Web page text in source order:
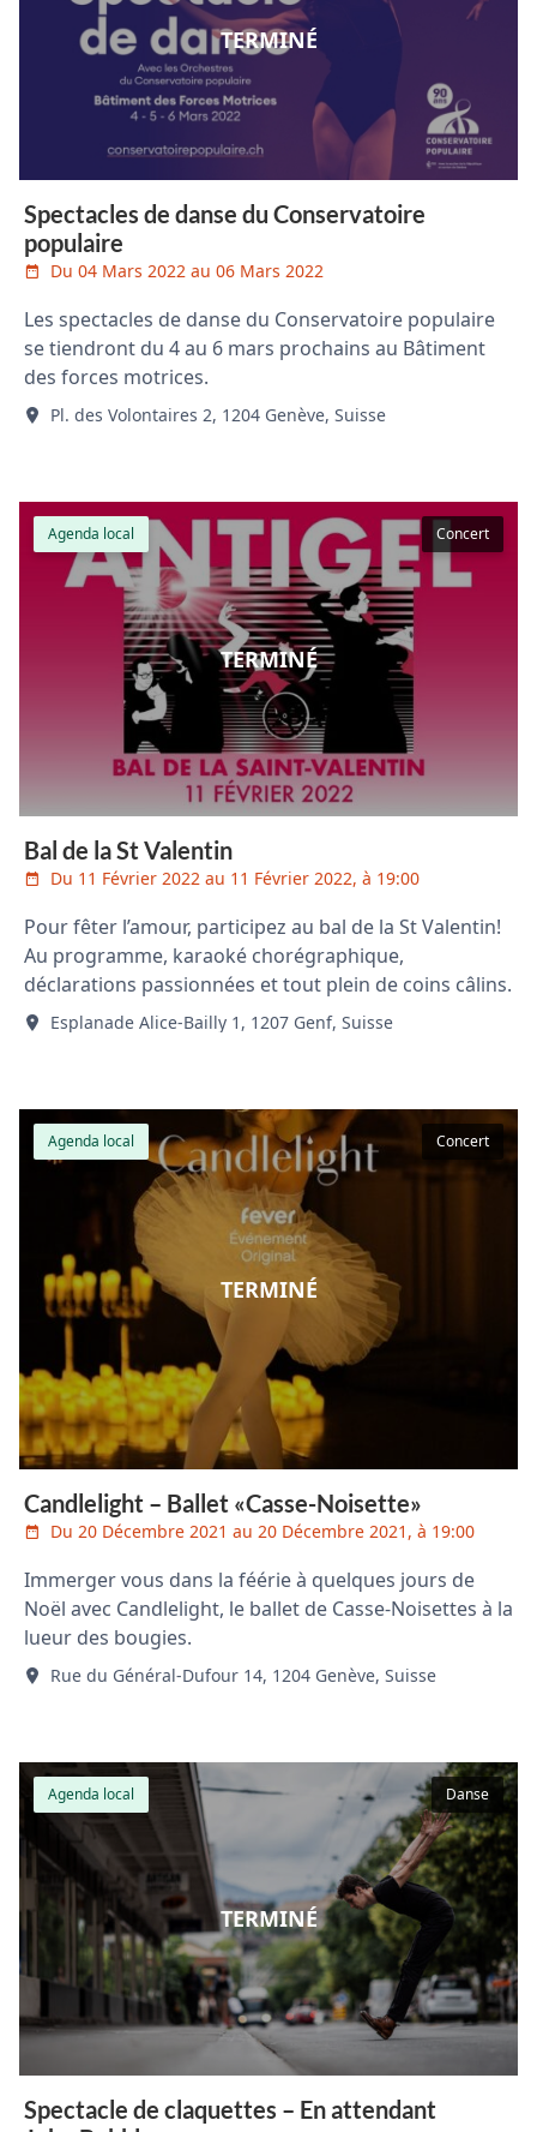
TERMINÉ
Spectacles de danse du Conservatoire
populaire
Du 04 Mars 2022 au 06 Mars 2022
Les spectacles de danse du Conservatoire populaire
se tiendront du 4 au 6 mars prochains au Bâtiment
des forces motrices.
Pl. des Volontaires 2, 1204 Genève, Suisse
Concert
Agenda local
TERMINÉ
Bal de la St Valentin
Du 11 Février 2022 au 11 Février 2022, à 19:00
Pour fêter l’amour, participez au bal de la St Valentin!
Au programme, karaoké chorégraphique,
déclarations passionnées et tout plein de coins câlins.
Esplanade Alice-Bailly 1, 1207 Genf, Suisse
Concert
Agenda local
TERMINÉ
Candlelight – Ballet «Casse-Noisette»
Du 20 Décembre 2021 au 20 Décembre 2021, à 19:00
Immerger vous dans la féérie à quelques jours de
Noël avec Candlelight, le ballet de Casse-Noisettes à la
lueur des bougies.
Rue du Général-Dufour 14, 1204 Genève, Suisse
Danse
Agenda local
TERMINÉ
Spectacle de claquettes – En attendant